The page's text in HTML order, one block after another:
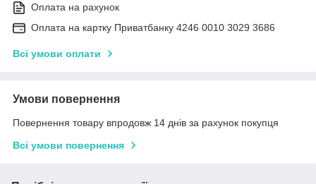
Оплата на рахунок
Оплата на картку Приватбанку 4246 0010 3029 3686
Всі умови оплати
Умови повернення
Повернення товару впродовж 14 днів за рахунок покупця
Всі умови повернення